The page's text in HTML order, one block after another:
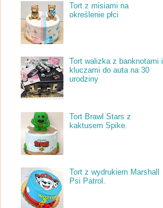
Tort z misiami na
określenie płci
Tort walizka z banknotami i
kluczami do auta na 30
urodziny
Tort Brawl Stars z
kaktusem Spike.
Tort z wydrukiem Marshall
Psi Patrol.